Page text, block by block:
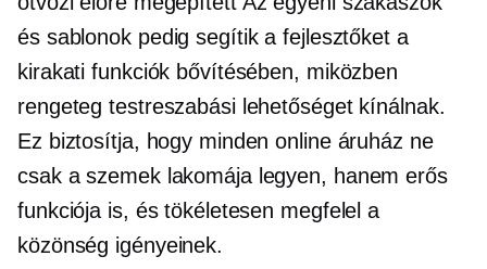
és sablonok pedig segítik a fejlesztőket a
kirakati funkciók bővítésében, miközben
rengeteg testreszabási lehetőséget kínálnak.
Ez biztosítja, hogy minden online áruház ne
csak a szemek lakomája legyen, hanem erős
funkciója is, és tökéletesen megfelel a
közönség igényeinek.